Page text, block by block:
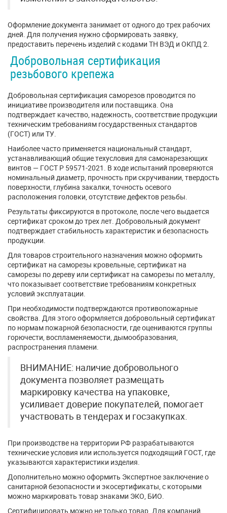
Оформление документа занимает от одного до трех рабочих
дней. Для получения нужно сформировать заявку,
предоставить перечень изделий с кодами ТН ВЭД и ОКПД 2.
Добровольная сертификация
резьбового крепежа
Добровольная сертификация саморезов проводится по
инициативе производителя или поставщика. Она
подтверждает качество, надежность, соответствие продукции
техническим требованиям государственных стандартов
(ГОСТ) или ТУ.
Наиболее часто применяется национальный стандарт,
устанавливающий общие техусловия для самонарезающих
винтов — ГОСТ Р 59571-2021. В ходе испытаний проверяются
номинальный диаметр, прочность при скручивании, твердость
поверхности, глубина закалки, точность осевого
расположения головки, отсутствие дефектов резьбы.
Результаты фиксируются в протоколе, после чего выдается
сертификат сроком до трех лет. Добровольный документ
подтверждает стабильность характеристик и безопасность
продукции.
Для товаров строительного назначения можно оформить
сертификат на саморезы кровельные, сертификат на
саморезы по дереву или сертификат на саморезы по металлу,
что показывает соответствие требованиям конкретных
условий эксплуатации.
При необходимости подтверждаются противопожарные
свойства. Для этого оформляется добровольный сертификат
по нормам пожарной безопасности, где оцениваются группы
горючести, воспламеняемости, дымообразования,
распространения пламени.
ВНИМАНИЕ: наличие добровольного
документа позволяет размещать
маркировку качества на упаковке,
усиливает доверие покупателей, помогает
участвовать в тендерах и госзакупках.
При производстве на территории РФ разрабатываются
технические условия или используется подходящий ГОСТ, где
указываются характеристики изделия.
Дополнительно можно оформить Экспертное заключение о
санитарной безопасности и экосертификаты, с которыми
можно маркировать товар знаками ЭКО, БИО.
Сертифицировать можно не только товар. Для компаний,